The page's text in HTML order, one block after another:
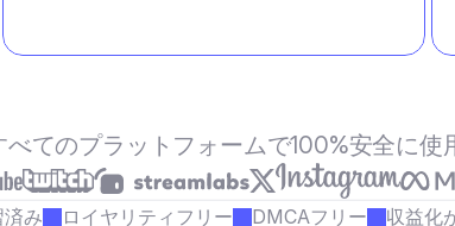
べてのプラットフォームで100%安全に使
み ロイヤリティフリー DMCAフリー 収益化